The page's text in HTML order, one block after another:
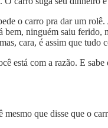
o carro pra dar um
bem, ninguém saiu
cara, é assim que tudo
está com a razão. E
que disse que o